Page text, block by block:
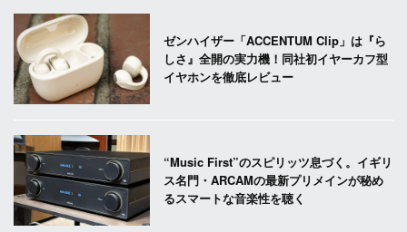
ゼンハイザー「ACCENTUM Clip」は『ら
しさ』全開の実力機！同社初イヤーカフ型
イヤホンを徹底レビュー
“Music First”のスピリッツ息づく。イギリ
ス名門・ARCAMの最新プリメインが秘め
るスマートな音楽性を聴く